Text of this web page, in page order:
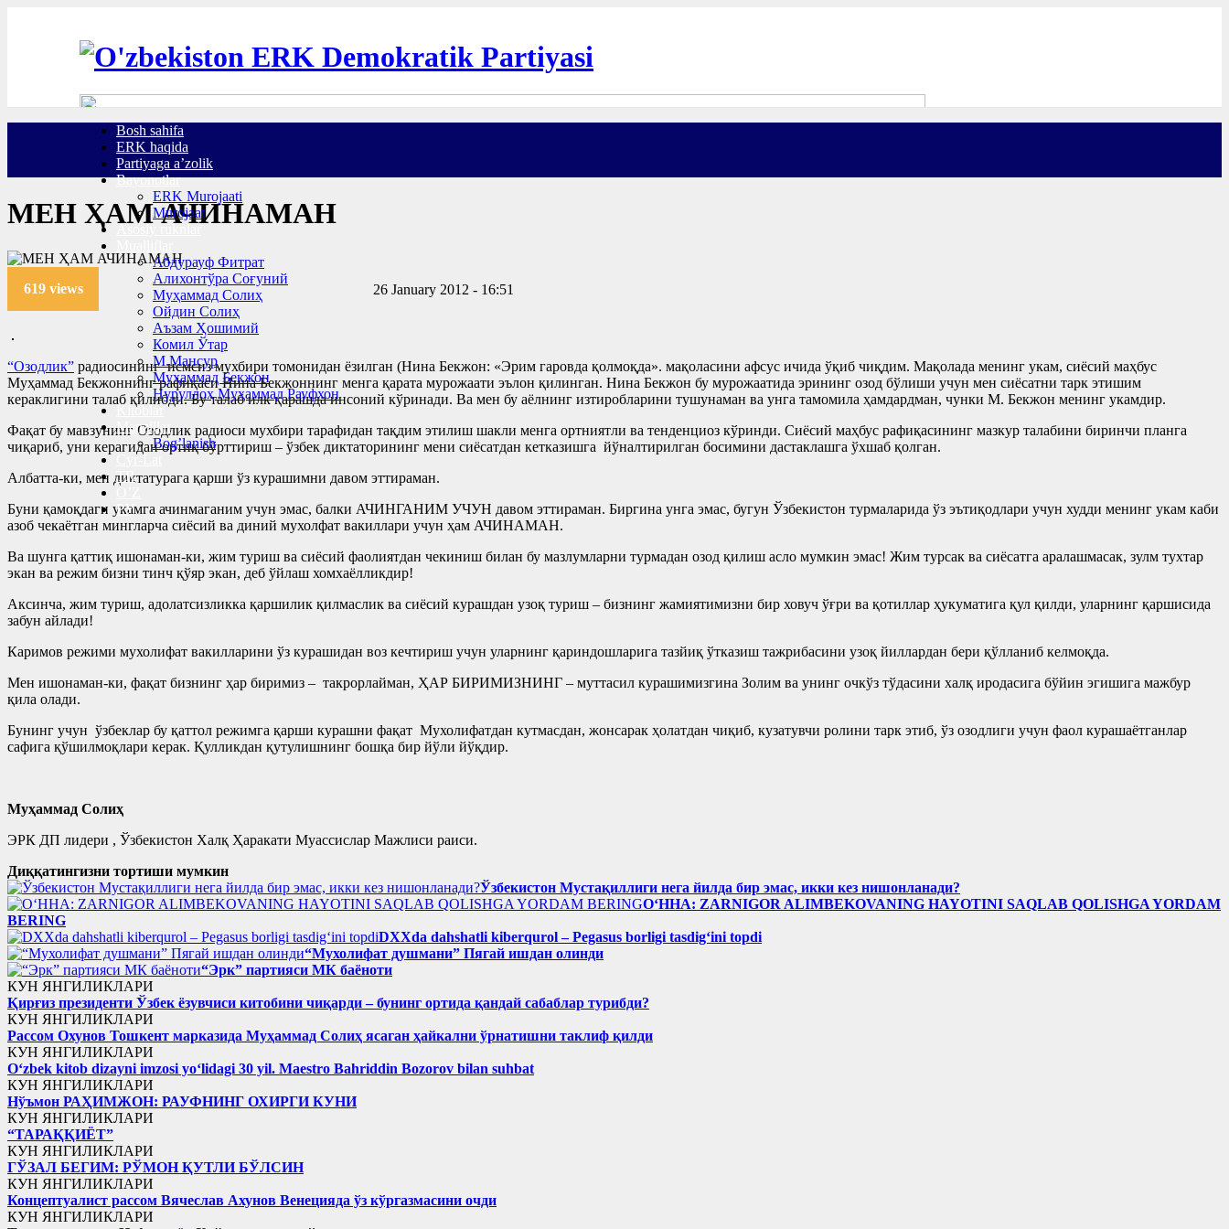
Bosh sahifa
ERK haqida
Partiyaga a’zolik
Bayonotlar
ERK Murojaati
Murojaat
Абдурауф Фитрат
Алихонтўра Соғуний
Муҳаммад Солиҳ
Ойдин Солиҳ
Аъзам Ҳошимий
Комил Ўтар
М.Мансур
Муҳаммад Бекжон
Нуруллоҳ Муҳаммад Рауфхон
Kitoblar
Manzillar
Bog’lanish
Cyr-Lat
TR
РУ
МЕН ҲАМ АЧИНАМАН
619 views 26 January 2012 - 16:51
“Озодлик” радиосининг исмсиз мухбири томонидан ёзилган (Нина Бекжон: «Эрим гаровда қолмоқда». мақоласини афсус ичида ўқиб чиқдим. Мақолада менинг укам, сиёсий маҳбус
Муҳаммад Бекжоннинг рафиқаси Нина Бекжоннинг менга қарата мурожаати эълон қилинган. Нина Бекжон бу мурожаатида эрининг озод бўлиши учун мен сиёсатни тарк этишим
кераклигини талаб қилибди. Бу талаб илк қарашда инсоний кўринади. Ва мен бу аёлнинг изтиробларини тушунаман ва унга тамомила ҳамдардман, чунки М. Бекжон менинг укамдир.
Фақат бу мавзунинг Озодлик радиоси мухбири тарафидан тақдим этилиш шакли менга ортниятли ва тенденциоз кўринди. Сиёсий маҳбус рафиқасининг мазкур талабини биринчи планга
чиқариб, уни керагидан ортиқ бўрттириш – ўзбек диктаторининг мени сиёсатдан кетказишга йўналтирилган босимини дастаклашга ўхшаб қолган.
Албатта-ки, мен диктатурага қарши ўз курашимни давом эттираман.
Буни қамоқдаги укамга ачинмаганим учун эмас, балки АЧИНГАНИМ УЧУН давом эттираман. Биргина унга эмас, бугун Ўзбекистон турмаларида ўз эътиқодлари учун худди менинг укам каби
азоб чекаётган мингларча сиёсий ва диний мухолфат вакиллари учун ҳам АЧИНАМАН.
Ва шунга қаттиқ ишонаман-ки, жим туриш ва сиёсий фаолиятдан чекиниш билан бу мазлумларни турмадан озод қилиш асло мумкин эмас! Жим турсак ва сиёсатга аралашмасак, зулм тухтар
экан ва режим бизни тинч қўяр экан, деб ўйлаш хомхаёлликдир!
Аксинча, жим туриш, адолатсизликка қаршилик қилмаслик ва сиёсий курашдан узоқ туриш – бизнинг жамиятимизни бир ховуч ўғри ва қотиллар ҳукуматига қул қилди, уларнинг қаршисида
забун айлади!
Каримов режими мухолифат вакилларини ўз курашидан воз кечтириш учун уларнинг қариндошларига тазйиқ ўтказиш тажрибасини узоқ йиллардан бери қўлланиб келмоқда.
Мен ишонаман-ки, фақат бизнинг ҳар биримиз – такрорлайман, ҲАР БИРИМИЗНИНГ – муттасил курашимизгина Золим ва унинг очкўз тўдасини халқ иродасига бўйин эгишига мажбур
қила олади.
Бунинг учун ўзбеклар бу қаттол режимга қарши курашни фақат Мухолифатдан кутмасдан, жонсарак ҳолатдан чиқиб, кузатувчи ролини тарк этиб, ўз озодлиги учун фаол курашаётганлар
сафига қўшилмоқлари керак. Қулликдан қутулишнинг бошқа бир йўли йўқдир.
Муҳаммад Солиҳ
ЭРК ДП лидери , Ўзбекистон Халқ Ҳаракати Муассислар Мажлиси раиси.
Диққатингизни тортиши мумкин
Ўзбекистон Мустақиллиги нега йилда бир эмас, икки кез нишонланади?
O‘HHA: ZARNIGOR ALIMBEKOVANING HAYOTINI SAQLAB QOLISHGA YORDAM
BERING
DXXda dahshatli kiberqurol – Pegasus borligi tasdig‘ini topdi
“Мухолифат душмани” Пягай ишдан олинди
“Эрк” партияси МК баёноти
КУН ЯНГИЛИКЛАРИ
Қирғиз президенти Ўзбек ёзувчиси китобини чиқарди – бунинг ортида қандай сабаблар турибди?
КУН ЯНГИЛИКЛАРИ
Рассом Охунов Тошкент марказида Муҳаммад Солиҳ яcаган ҳайкални ўрнатишни таклиф қилди
КУН ЯНГИЛИКЛАРИ
Oʻzbek kitob dizayni imzosi yoʻlidagi 30 yil. Maestro Bahriddin Bozorov bilan suhbat
КУН ЯНГИЛИКЛАРИ
Нўъмон РАҲИМЖОН: РАУФНИНГ ОХИРГИ КУНИ
КУН ЯНГИЛИКЛАРИ
“ТАРАҚҚИЁТ”
КУН ЯНГИЛИКЛАРИ
ГЎЗАЛ БЕГИМ: РЎМОН ҚУТЛИ БЎЛСИН
КУН ЯНГИЛИКЛАРИ
Концептуалист рассом Вячеслав Ахунов Венецияда ўз кўргазмасини очди
КУН ЯНГИЛИКЛАРИ